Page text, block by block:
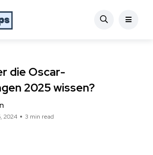
die Oscar-
2025 wissen?
2024 3 min read